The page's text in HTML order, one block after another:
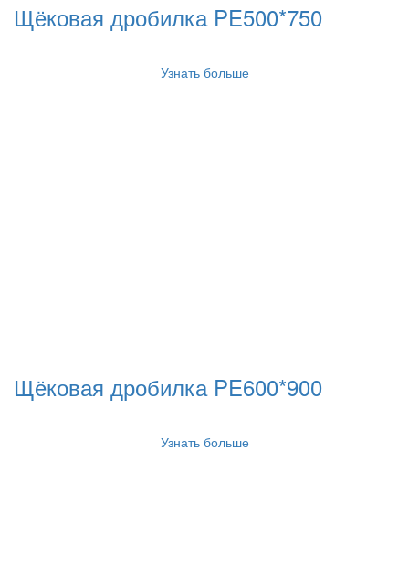
Щёковая дробилка PE500*750
Узнать больше
Щёковая дробилка PE600*900
Узнать больше